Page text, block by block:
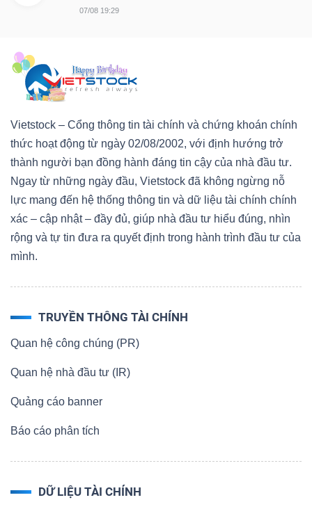
07/08 19:29
Vietstock – Cổng thông tin tài chính và chứng khoán chính
thức hoạt động từ ngày 02/08/2002, với định hướng trở
thành người bạn đồng hành đáng tin cậy của nhà đầu tư.
Ngay từ những ngày đầu, Vietstock đã không ngừng nỗ
lực mang đến hệ thống thông tin và dữ liệu tài chính chính
xác – cập nhật – đầy đủ, giúp nhà đầu tư hiểu đúng, nhìn
rộng và tự tin đưa ra quyết định trong hành trình đầu tư của
mình.
TRUYỀN THÔNG TÀI CHÍNH
Quan hệ công chúng (PR)
Quan hệ nhà đầu tư (IR)
Quảng cáo banner
Báo cáo phân tích
DỮ LIỆU TÀI CHÍNH